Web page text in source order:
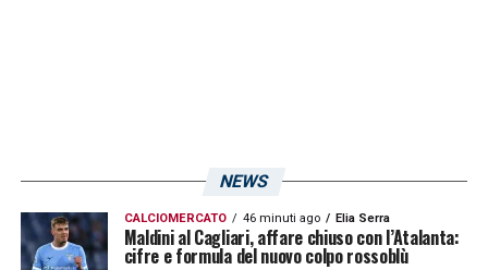
NEWS
CALCIOMERCATO 46 minuti ago Elia Serra
Maldini al Cagliari, affare chiuso con l’Atalanta:
cifre e formula del nuovo colpo rossoblù